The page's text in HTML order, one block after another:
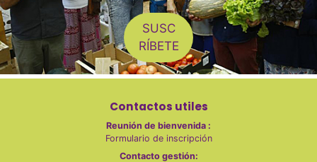
SUSC
RÍBETE
Contactos utiles
Reunión de bienvenida :
Formulario de inscripción
Contacto gestión: